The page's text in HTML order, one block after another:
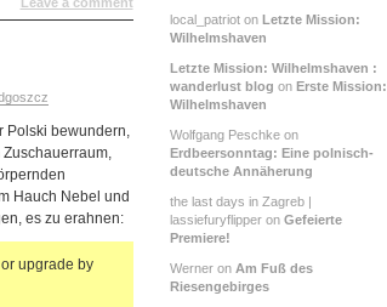
Polski bewundern,
Hauch Nebel und
es zu erahnen:
upgrade by
local_patriot on Letzte Mission:
Wilhelmshaven
Letzte Mission: Wilhelmshaven :
wanderlust blog on Erste Mission:
Wilhelmshaven
Wolfgang Peschke on
Erdbeersonntag: Eine polnisch-
deutsche Annäherung
the last days in Zagreb |
lassiefuryflipper on Gefeierte
Premiere!
Werner on Am Fuß des
Riesengebirges